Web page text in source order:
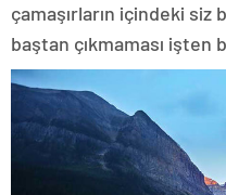
çamaşırların içindeki
baştan çıkmaması işten